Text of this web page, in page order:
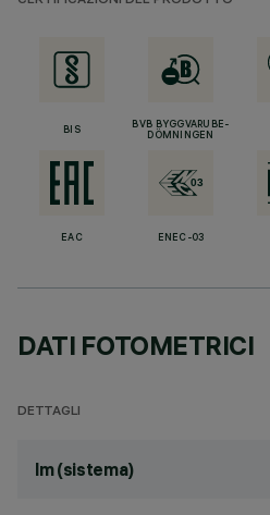
BIS
BVB BYGGVARUBE-
DÖMNINGEN
EAC ENEC-03
DATI FOTOMETRICI
DETTAGLI
lm (sistema)